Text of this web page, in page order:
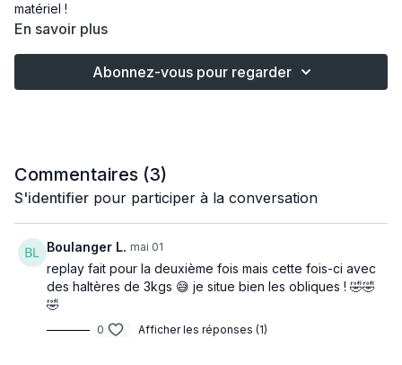
matériel !
En savoir plus
Abonnez-vous pour regarder
Commentaires (3)
S'identifier pour participer à la conversation
Boulanger L. mai 01
replay fait pour la deuxième fois mais cette fois-ci avec
des haltères de 3kgs 😅 je situe bien les obliques ! 🤣🤣
🤣
0 Afficher les réponses (1)